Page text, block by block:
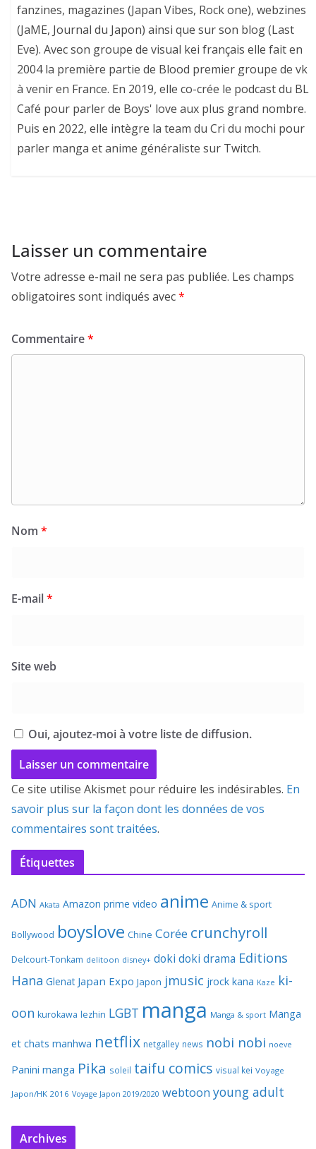
fanzines, magazines (Japan Vibes, Rock one), webzines
(JaME, Journal du Japon) ainsi que sur son blog (Last
Eve). Avec son groupe de visual kei français elle fait en
2004 la première partie de Blood premier groupe de vk
à venir en France. En 2019, elle co-crée le podcast du BL
Café pour parler de Boys' love aux plus grand nombre.
Puis en 2022, elle intègre la team du Cri du mochi pour
parler manga et anime généraliste sur Twitch.
Laisser un commentaire
Votre adresse e-mail ne sera pas publiée. Les champs
obligatoires sont indiqués avec*
Commentaire*
Nom *
E-mail*
Site web
Oui, ajoutez-moi à votre liste de diffusion.
Ce site utilise Akismet pour réduire les indésirables. En
savoir plus sur la façon dont les données de vos
commentaires sont traitées.
Étiquettes
ADN Akata Amazon prime video anime Anime & sport
Bollywood boyslove Chine Corée crunchyroll
Delcourt-Tonkam delitoon disney+ doki doki drama Editions
Hana Glenat Japan Expo Japon jmusic jrock kana Kaze ki-
oon kurokawa lezhin LGBT manga Manga & sport Manga
et chats manhwa netflix netgalley news nobi nobi noeve
Panini manga Pika soleil taifu comics visual kei Voyage
Japon/HK 2016 Voyage Japon 2019/2020 webtoon young adult
Archives